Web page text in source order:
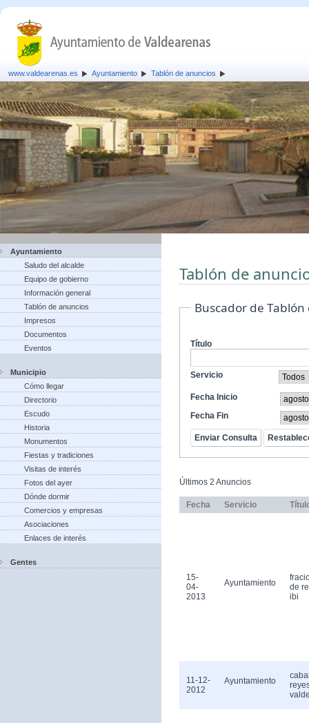
www.valdearenas.es Ayuntamiento Tablón de anuncios
Ayuntamiento
Saludo del alcalde
Equipo de gobierno
Información general
Tablón de anuncios
Impresos
Documentos
Eventos
Municipio
Cómo llegar
Directorio
Escudo
Historia
Monumentos
Fiestas y tradiciones
Visitas de interés
Fotos del ayer
Dónde dormir
Comercios y empresas
Asociaciones
Enlaces de interés
Gentes
Tablón de
Buscador de
Título
Servicio
Fecha Inicio
Fecha Fin
Últimos 2 Anuncios
Fecha Servicio
15-
04-
2013
Ayuntamiento
de
ibi
11-12-
2012
Ayuntamiento